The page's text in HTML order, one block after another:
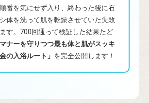
番を気にせず入り、終わった後に石
体を洗って肌を乾燥させていた失敗
す。700回通って検証した結果たど
マナーを守りつつ最も体と肌がスッキ
の入浴ルート」 を完全公開します！